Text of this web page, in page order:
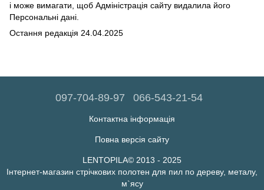
і може вимагати, щоб Адміністрація сайту видалила його
Персональні дані.
Остання редакція 24.04.2025
097-704-89-97 066-543-21-54
Контактна інформація
Повна версія сайту
LENTOPILA© 2013 - 2025
Інтернет-магазин стрічкових полотен для пил по дереву, металу,
м`ясу